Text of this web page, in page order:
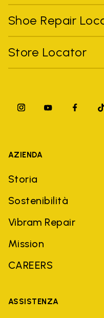
Shoe Repair
Store Locator
AZIENDA
Storia
Sostenibilità
Vibram Repair
Mission
CAREERS
ASSISTENZA